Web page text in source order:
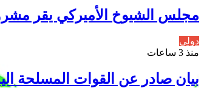
مجلس الشيوخ الأميركي يقر
دولي
منذ 3 ساعات
بيان صادر عن القوات المسلحة